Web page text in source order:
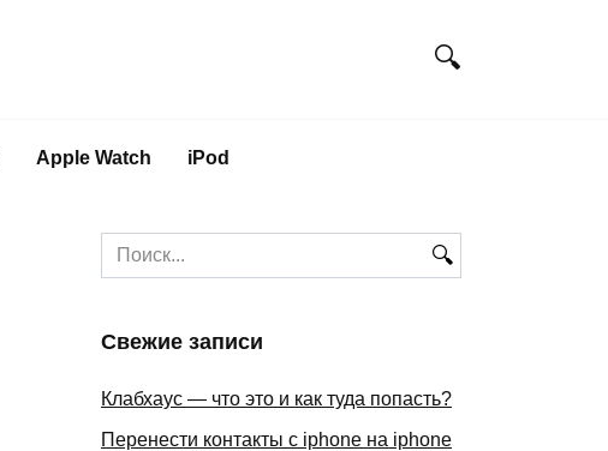
Apple Watch iPod
Search
for:
Свежие записи
Клабхаус — что это и как туда попасть?
Перенести контакты с iphone на iphone